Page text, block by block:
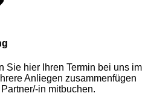
Sie hier Ihren Termin bei uns im
Anliegen zusammenfügen
in mitbuchen.